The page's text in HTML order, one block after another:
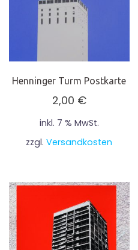
Henninger Turm Postkarte
2,00 €
inkl. 7 % MwSt.
zzgl.Versandkosten